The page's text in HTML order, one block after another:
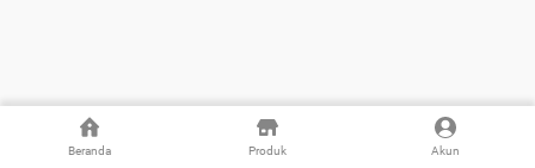
Beranda Produk Akun